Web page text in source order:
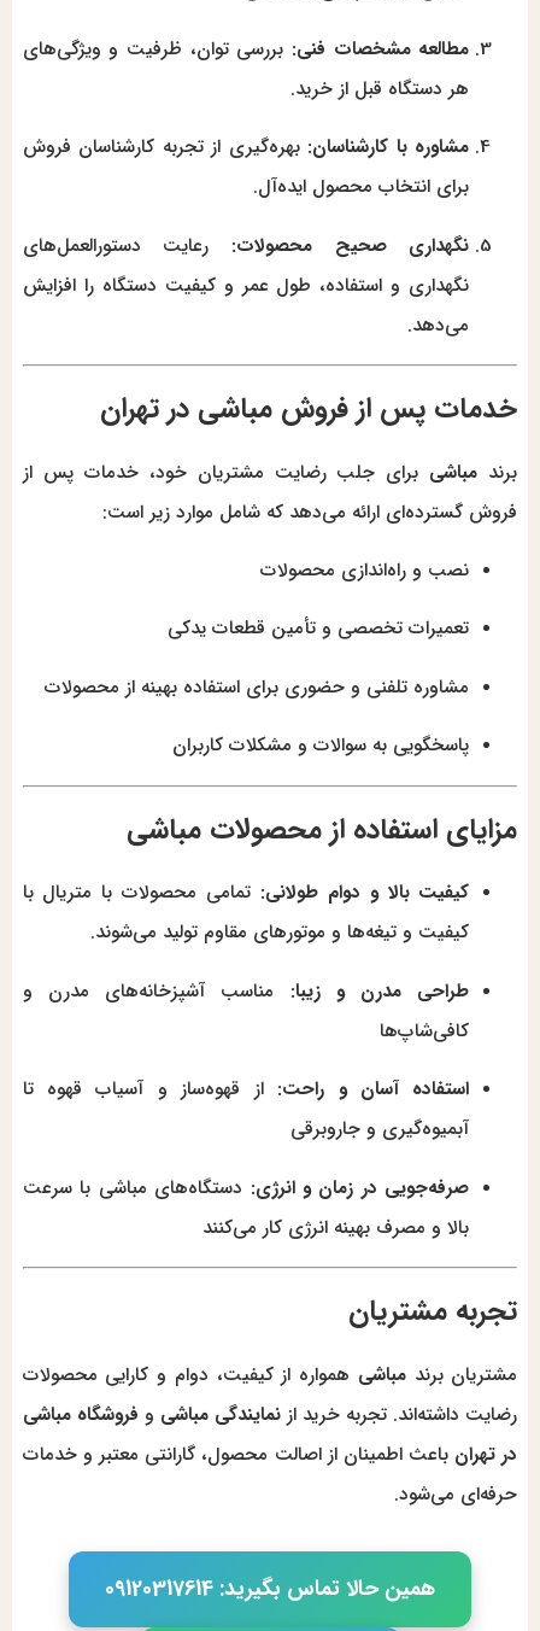
مطالعه مشخصات فنی: بررسی توان، ظرفیت و ویژگی‌های
هر دستگاه قبل از خرید.
مشاوره با کارشناسان: بهره‌گیری از تجربه کارشناسان فروش
برای انتخاب محصول ایده‌آل.
نگهداری صحیح محصولات: رعایت دستورالعمل‌های
نگهداری و استفاده، طول عمر و کیفیت دستگاه را افزایش
می‌دهد.
خدمات پس از فروش مباشی در تهران
برند مباشی برای جلب رضایت مشتریان خود، خدمات پس از
فروش گسترده‌ای ارائه می‌دهد که شامل موارد زیر است:
نصب و راه‌اندازی محصولات
تعمیرات تخصصی و تأمین قطعات یدکی
مشاوره تلفنی و حضوری برای استفاده بهینه از محصولات
پاسخگویی به سوالات و مشکلات کاربران
مزایای استفاده از محصولات مباشی
کیفیت بالا و دوام طولانی: تمامی محصولات با متریال با
کیفیت و تیغه‌ها و موتورهای مقاوم تولید می‌شوند.
طراحی مدرن و زیبا: مناسب آشپزخانه‌های مدرن و
کافی‌شاپ‌ها
استفاده آسان و راحت: از قهوه‌ساز و آسیاب قهوه تا
آبمیوه‌گیری و جاروبرقی
صرفه‌جویی در زمان و انرژی: دستگاه‌های مباشی با سرعت
بالا و مصرف بهینه انرژی کار می‌کنند
تجربه مشتریان
مشتریان برندمباشی همواره از کیفیت، دوام و کارایی محصولات
رضایت داشته‌اند. تجربه خرید از نمایندگی مباشی و فروشگاه مباشی
در تهران باعث اطمینان از اصالت محصول، گارانتی معتبر و خدمات
حرفه‌ای می‌شود.
همین حالا تماس بگیرید: 09120317614